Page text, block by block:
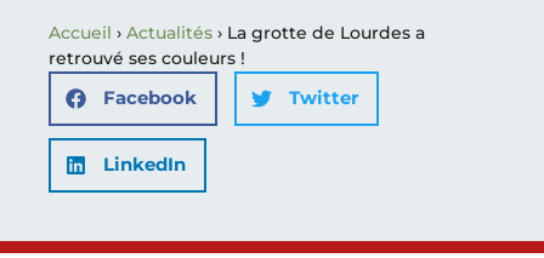
Accueil › Actualités › La grotte de Lourdes a
retrouvé ses couleurs !
Facebook Twitter
LinkedIn